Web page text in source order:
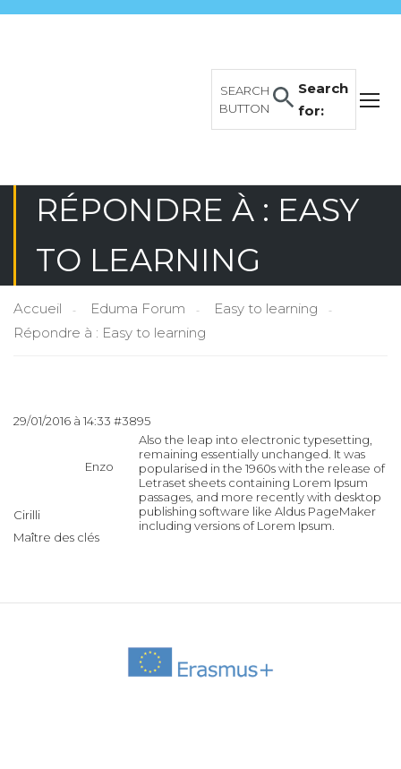
Search
for:
SEARCH
BUTTON
RÉPONDRE À : EASY
TO LEARNING
Accueil Eduma Forum
Easy to learning
Répondre à : Easy to learning
29/01/2016 à 14:33 #3895
Enzo
Cirilli
Maître des clés
Also the leap into electronic typesetting,
remaining essentially unchanged. It was
popularised in the 1960s with the release of
Letraset sheets containing Lorem Ipsum
passages, and more recently with desktop
publishing software like Aldus PageMaker
including versions of Lorem Ipsum.